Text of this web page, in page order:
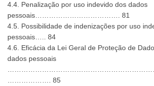
4.4. Penalização por uso indevido dos dados
pessoais………………………………. 81
4.5. Possibilidade de indenizações por uso
pessoais….. 84
4.6. Eficácia da Lei Geral de Proteção de
dados pessoais
………………. 85